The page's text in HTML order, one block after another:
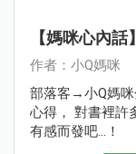
【媽咪心內
作者：小Q媽咪
部落客→小Q媽咪
心得， 對書裡許
有感而發吧…！